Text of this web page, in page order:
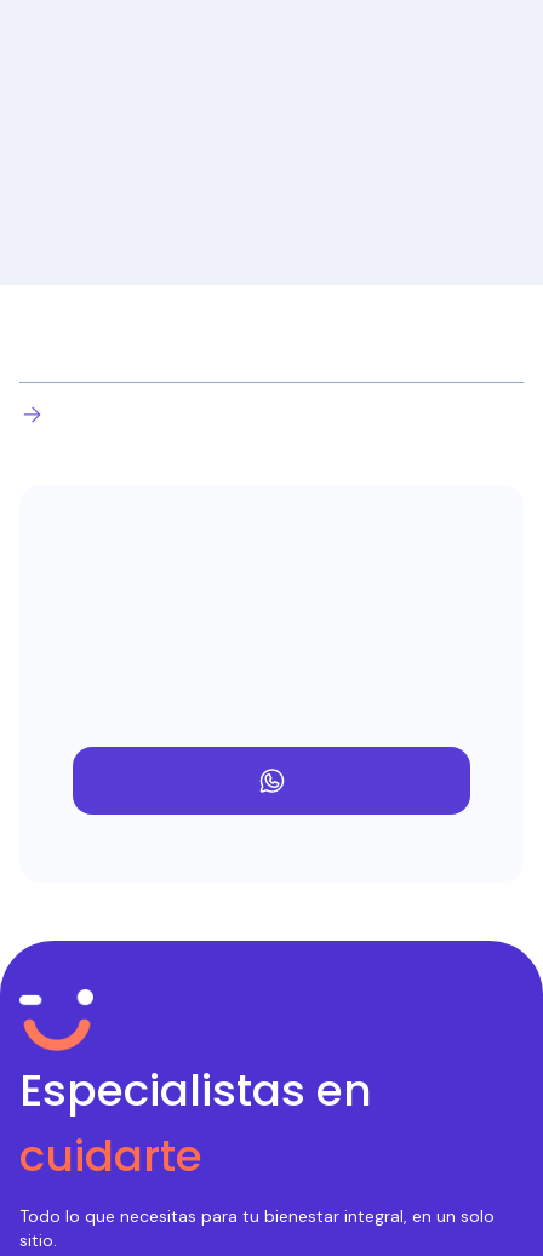
Especialistas en
cuidarte
Todo lo que necesitas para tu bienestar integral, en un solo
sitio.